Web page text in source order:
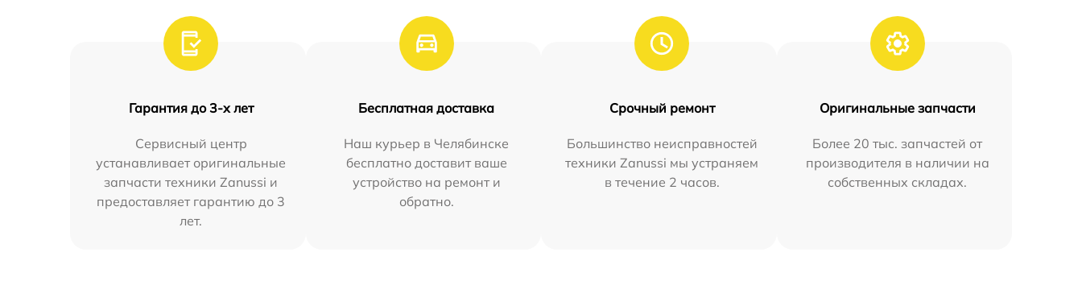
Гарантия до 3-х лет
Сервисный центр
устанавливает оригинальные
запчасти техники Zanussi и
предоставляет гарантию до 3
лет.
Бесплатная доставка
Наш курьер в Челябинске
бесплатно доставит ваше
устройство на ремонт и
обратно.
Срочный ремонт
Большинство неисправностей
техники Zanussi мы устраняем
в течение 2 часов.
Оригинальные запчасти
Более 20 тыс. запчастей от
производителя в наличии на
собственных складах.